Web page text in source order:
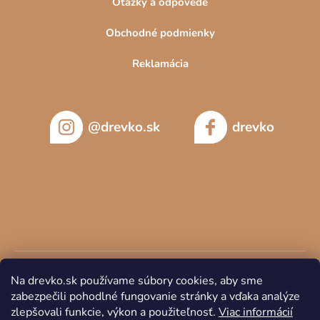
Na drevko.sk používame súbory cookies, aby sme
zabezpečili pohodlné fungovanie stránky a vďaka analýze
zlepšovali funkcie, výkon a použiteľnosť. Viac informácií
Obchodné podmienky
Reklamácia
@drevko.sk drevko